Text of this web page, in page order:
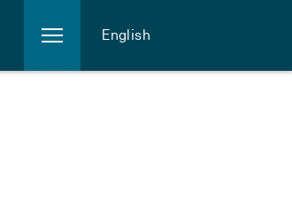
English